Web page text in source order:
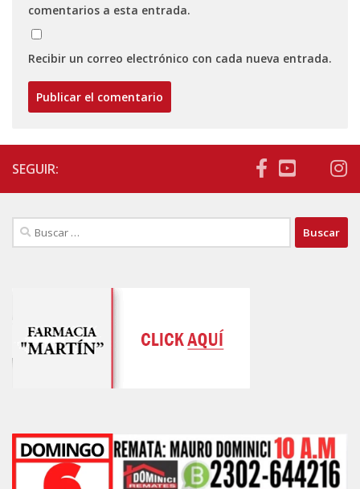
comentarios a esta entrada.
Recibir un correo electrónico con cada nueva entrada.
SEGUIR:
Buscar: